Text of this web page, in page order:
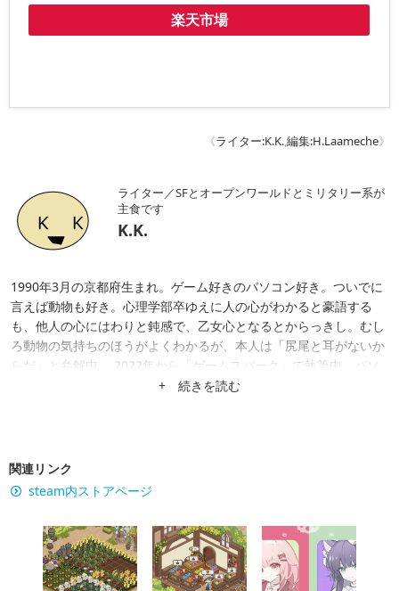
楽天市場
《ライター:K.K.,編集:H.Laameche》
ライター／SFとオープンワールドとミリタリー系が
主食です
K.K.
1990年3月の京都府生まれ。ゲーム好きのパソコン好き。ついでに
言えば動物も好き。心理学部卒ゆえに人の心がわかると豪語する
も、他人の心にはわりと鈍感で、乙女心となるとからっきし。むし
ろ動物の気持ちのほうがよくわかるが、本人は「尻尾と耳がないか
らだ」と弁解中。 2022年から「ゲームスパーク」で執筆中。パソ
コン代の足しにと始めるも、賃金はほとんど課金ガチャに消えてい
+ 続きを読む
関連リンク
steam内ストアページ